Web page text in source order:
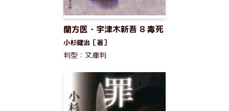
蘭方医・宇津木新吾 8 毒死
小杉健治［著］
判型：文庫判